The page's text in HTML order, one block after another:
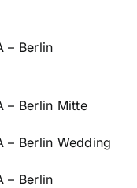
– Berlin
– Berlin Mitte
– Berlin Wedding
– Berlin